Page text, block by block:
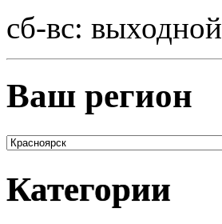
сб-вс: выходной
Ваш регион
Категории